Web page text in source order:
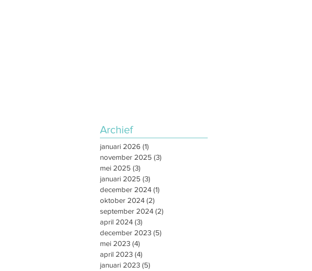
Archief
januari 2026 (1)
november 2025 (3)
mei 2025 (3)
januari 2025 (3)
december 2024 (1)
oktober 2024 (2)
september 2024 (2)
april 2024 (3)
december 2023 (5)
mei 2023 (4)
april 2023 (4)
januari 2023 (5)